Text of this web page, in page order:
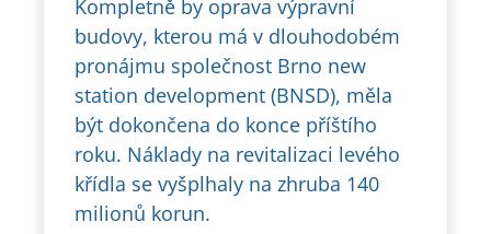
Kompletně by oprava výpravní
budovy, kterou má v dlouhodobém
pronájmu společnost Brno new
station development (BNSD), měla
být dokončena do konce příštího
roku. Náklady na revitalizaci levého
křídla se vyšplhaly na zhruba 140
milionů korun.